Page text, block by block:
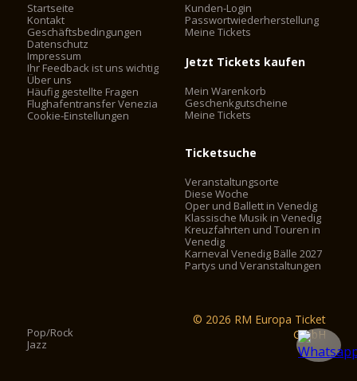
Startseite
Kontakt
Geschäftsbedingungen
Datenschutz
Impressum
Ihr Feedback ist uns wichtig
Über uns
Häufig gestellte Fragen
Flughafentransfer Venezia
Cookie-Einstellungen
Kunden-Login
Passwortwiederherstellung
Meine Tickets
Jetzt Tickets kaufen
Mein Warenkorb
Geschenkgutscheine
Meine Tickets
Ticketsuche
Veranstaltungsorte
Diese Woche
Oper und Ballett in Venedig
Klassische Musik in Venedig
Kreuzfahrten und Touren in
Venedig
Karneval Venedig Bälle 2027
Partys und Veranstaltungen
Pop/Rock
Jazz
© 2026 RM Europa Ticket
GmbH